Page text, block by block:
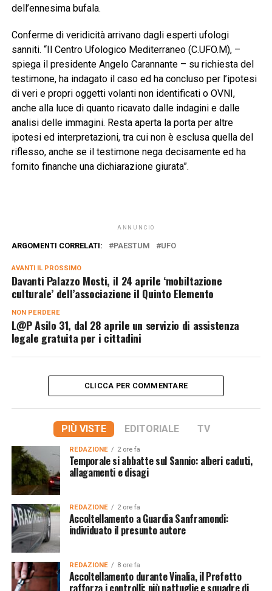
dell’ennesima bufala.
Conferme di veridicità arrivano dagli esperti ufologi
sanniti. “Il Centro Ufologico Mediterraneo (C.UFO.M), –
spiega il presidente Angelo Carannante – su richiesta del
testimone, ha indagato il caso ed ha concluso per l’ipotesi
di veri e propri oggetti volanti non identificati o OVNI,
anche alla luce di quanto ricavato dalle indagini e dalle
analisi delle immagini. Resta aperta la porta per altre
ipotesi ed interpretazioni, tra cui non è esclusa quella del
riflesso, anche se il testimone nega decisamente ed ha
fornito finanche una dichiarazione giurata”.
ANNUNCIO
ARGOMENTI CORRELATI: PAESTUM UFO
AVANTI IL ​​PROSSIMO
Davanti Palazzo Mosti, il 24 aprile ‘mobiltazione
culturale’ dell’associazione il Quinto Elemento
NON PERDERE
L@P Asilo 31, dal 28 aprile un servizio di assistenza
legale gratuita per i cittadini
CLICCA PER COMMENTARE
PIÙ VISTE EDITORIALE TV
REDAZIONE 2 ore fa
Temporale si abbatte sul Sannio: alberi caduti,
allagamenti e disagi
REDAZIONE 2 ore fa
Accoltellamento a Guardia Sanframondi:
individuato il presunto autore
REDAZIONE 8 ore fa
Accoltellamento durante Vinalia, il Prefetto
rafforza i controlli: più pattuglie e squadre di